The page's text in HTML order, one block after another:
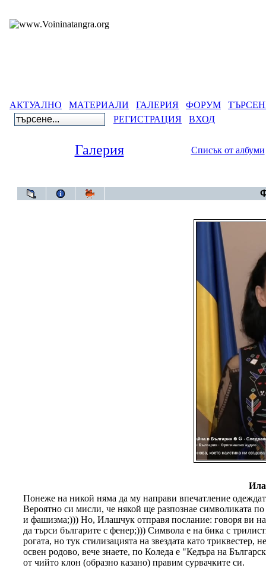
АКТУАЛНО МАТЕРИАЛИ ГАЛЕРИЯ ФОРУМ
РЕГИСТРАЦИЯ
ВХОД
Галерия Списък от албуми
Понеже на никой няма да му направи впечатление
Вероятно си мисли, че някой ще разпознае символиката
и фашизма;))) Но, Илашчук отправя послание: говоря ви
да търси българите с фенер;))) Символа е на бика с
рогата, но тук стилизацията на звездата като
освен родово, вече знаете, по Коледа е "Кедъра на
от чийто клон (образно казано) правим сурвачките си.